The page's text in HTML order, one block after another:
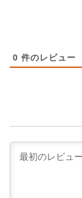
0 件のレビュー